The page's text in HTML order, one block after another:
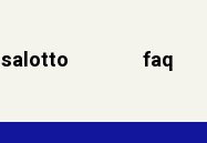
salotto faq